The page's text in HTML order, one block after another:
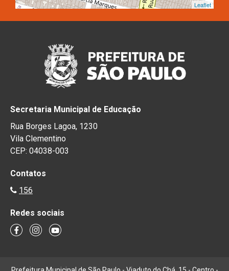
Leaflet
Secretaria Municipal de Educação
Rua Borges Lagoa, 1230
Vila Clementino
CEP: 04038-003
Contatos
156
Redes sociais